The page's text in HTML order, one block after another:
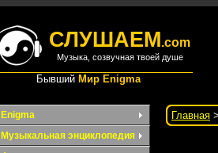
СЛУШАЕМ.com
Музыка, созвучная твоей душе
Бывший Мир Enigma
Enigma
Музыкальная энциклопедия
Главная >